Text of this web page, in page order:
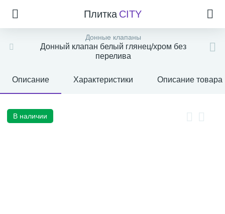
Плитка CITY
Донные клапаны
Донный клапан белый глянец/хром без
перелива
Описание Характеристики Описание товара
В наличии